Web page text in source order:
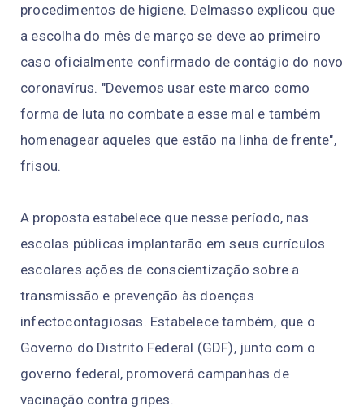
procedimentos de higiene. Delmasso explicou que
a escolha do mês de março se deve ao primeiro
caso oficialmente confirmado de contágio do novo
coronavírus. "Devemos usar este marco como
forma de luta no combate a esse mal e também
homenagear aqueles que estão na linha de frente",
frisou.
A proposta estabelece que nesse período, nas
escolas públicas implantarão em seus currículos
escolares ações de conscientização sobre a
transmissão e prevenção às doenças
infectocontagiosas. Estabelece também, que o
Governo do Distrito Federal (GDF), junto com o
governo federal, promoverá campanhas de
vacinação contra gripes.